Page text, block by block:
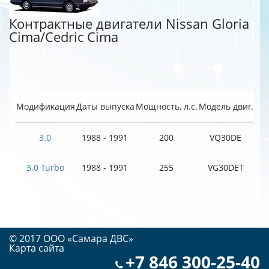
Контрактные двигатели Nissan Gloria
Cima/Cedric Cima
МодификацияДаты выпуска Мощность, л.с. Модель двиг.
3.0 1988 - 1991 200 VQ30DE
3.0 Turbo 1988 - 1991 255 VG30DET
© 2017 OOO «Самара ДВС»
Карта сайта
+7 846 300-25-40